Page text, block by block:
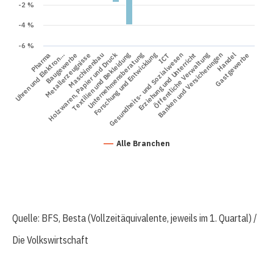
Alle Branchen
Pharma
Uhren und Elektron…
Baugewerbe
Metallerzeugnisse
Maschinenbau
Holzwaren, Papier und Druck
Textilien und Bekleidung
Unternehmensberatung
Forschung und EntwicklungICT
Gesundheits- und Sozialwesen
Erziehung und Unterricht
Öffentliche Verwaltung
Banken und VersicherungenHandel
Gastgewerbe
-6 %
-4 %
-2 %
Quelle: BFS, Besta (Vollzeitäquivalente, jeweils im 1. Quartal) /
Die Volkswirtschaft